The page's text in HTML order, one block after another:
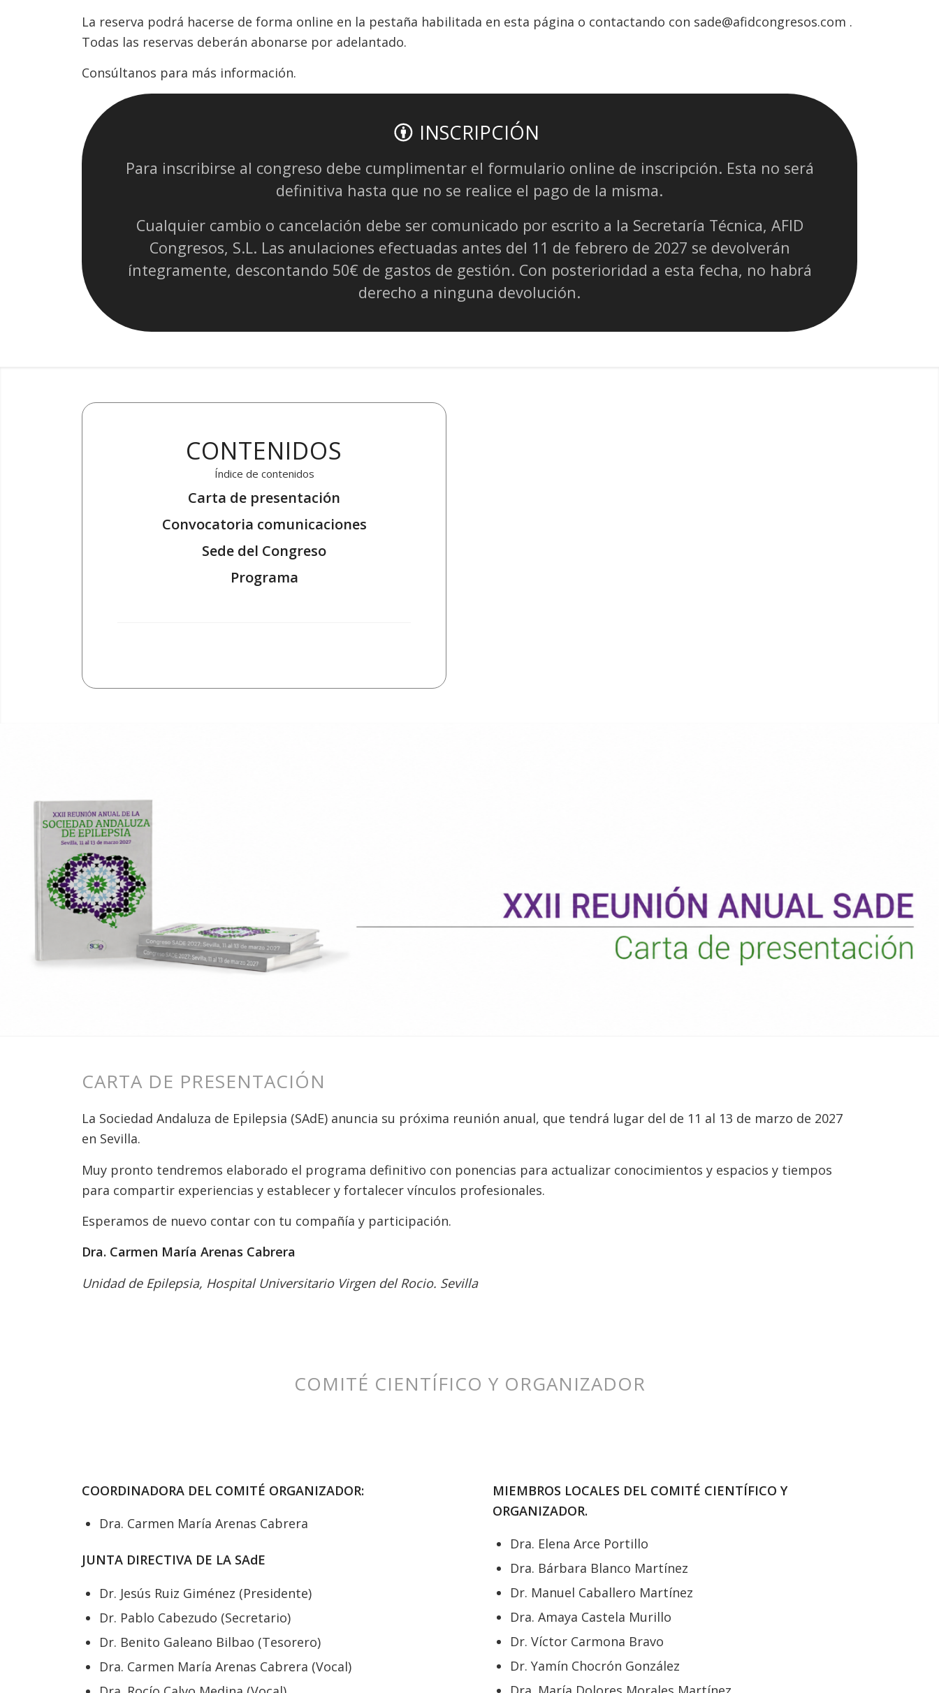
La reserva podrá hacerse de forma online en la pestaña habilitada en esta página o contactando con sade@afidcongresos.com .
Todas las reservas deberán abonarse por adelantado.
Consúltanos para más información.
INSCRIPCIÓN
Para inscribirse al congreso debe cumplimentar el formulario online de inscripción. Esta no será
definitiva hasta que no se realice el pago de la misma.
Cualquier cambio o cancelación debe ser comunicado por escrito a la Secretaría Técnica, AFID
Congresos, S.L. Las anulaciones efectuadas antes del 11 de febrero de 2027 se devolverán
íntegramente, descontando 50€ de gastos de gestión. Con posterioridad a esta fecha, no habrá
derecho a ninguna devolución.
CONTENIDOS
Índice de contenidos
Carta de presentación
Convocatoria comunicaciones
Sede del Congreso
Programa
CARTA DE PRESENTACIÓN
La Sociedad Andaluza de Epilepsia (SAdE) anuncia su próxima reunión anual, que tendrá lugar del de 11 al 13 de marzo de 2027
en Sevilla.
Muy pronto tendremos elaborado el programa definitivo con ponencias para actualizar conocimientos y espacios y tiempos
para compartir experiencias y establecer y fortalecer vínculos profesionales.
Esperamos de nuevo contar con tu compañía y participación.
Dra. Carmen María Arenas Cabrera
Unidad de Epilepsia, Hospital Universitario Virgen del Rocio. Sevilla
COMITÉ CIENTÍFICO Y ORGANIZADOR
COORDINADORA DEL COMITÉ ORGANIZADOR:
Dra. Carmen María Arenas Cabrera
JUNTA DIRECTIVA DE LA SAdE
Dr. Jesús Ruiz Giménez (Presidente)
Dr. Pablo Cabezudo (Secretario)
Dr. Benito Galeano Bilbao (Tesorero)
Dra. Carmen María Arenas Cabrera (Vocal)
MIEMBROS LOCALES DEL COMITÉ CIENTÍFICO Y
ORGANIZADOR.
Dra. Elena Arce Portillo
Dra. Bárbara Blanco Martínez
Dr. Manuel Caballero Martínez
Dra. Amaya Castela Murillo
Dr. Víctor Carmona Bravo
Dr. Yamín Chocrón González